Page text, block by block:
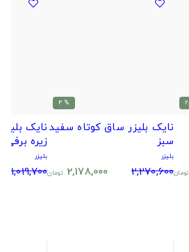
تومان
% 4
نایک بلیزر ساق کوتاه سفید
سبز
بلیزر
2,270,600
2,178,000 تومان
نایک
زیره برفی
بلیزر
1,019,700